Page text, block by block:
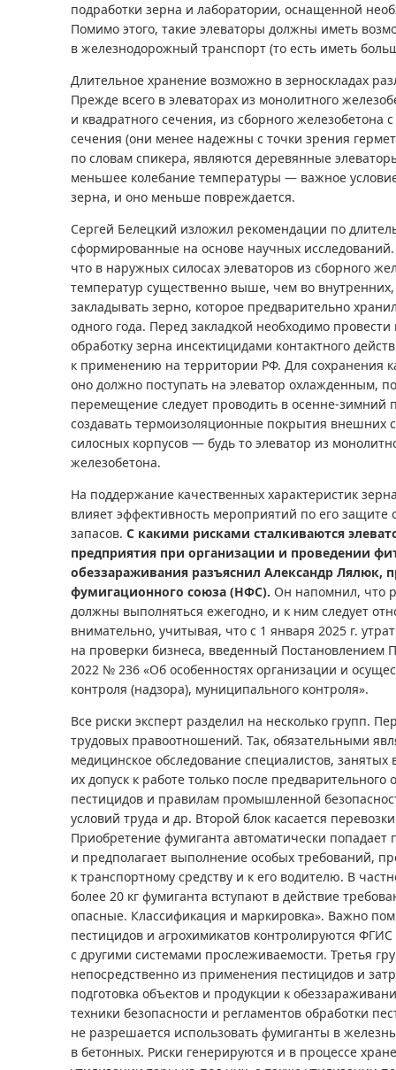
подработки зерна и лаборатории, оснащенной
Помимо этого, такие элеваторы должны иметь
в железнодорожный транспорт (то есть иметь
Длительное хранение возможно в зерноскладах
Прежде всего в элеваторах из монолитного
и квадратного сечения, из сборного железобетона
сечения (они менее надежны с точки зрения
по словам спикера, являются деревянные
меньшее колебание температуры — важное
зерна, и оно меньше повреждается.
Сергей Белецкий изложил рекомендации по
сформированные на основе научных
что в наружных силосах элеваторов из сборного
температур существенно выше, чем во внутренних,
закладывать зерно, которое предварительно
одного года. Перед закладкой необходимо
обработку зерна инсектицидами контактного
к применению на территории РФ. Для сохранения
оно должно поступать на элеватор охлажденным,
перемещение следует проводить в осенне-зимний
создавать термоизоляционные покрытия внешних
силосных корпусов — будь то элеватор из
железобетона.
На поддержание качественных характеристик
влияет эффективность мероприятий по его защите
запасов. С какими рисками сталкиваются
предприятия при организации и проведении
обеззараживания разъяснил Александр Лялюк,
фумигационного союза (НФС). Он напомнил, что
должны выполняться ежегодно, и к ним следует
внимательно, учитывая, что с 1 января 2025 г.
на проверки бизнеса, введенный Постановлением
2022 № 236 «Об особенностях организации и
контроля (надзора), муниципального контроля».
Все риски эксперт разделил на несколько групп.
трудовых правоотношений. Так, обязательными
медицинское обследование специалистов, занятых
их допуск к работе только после
пестицидов и правилам промышленной
условий труда и др. Второй блок касается
Приобретение фумиганта автоматически попадает
и предполагает выполнение особых требований,
к транспортному средству и к его водителю. В
более 20 кг фумиганта вступают в действие
опасные. Классификация и маркировка». Важно
пестицидов и агрохимикатов контролируются ФГИС
с другими системами прослеживаемости. Третья
непосредственно из применения пестицидов и
подготовка объектов и продукции к
техники безопасности и регламентов обработки
не разрешается использовать фумиганты в
в бетонных. Риски генерируются и в процессе